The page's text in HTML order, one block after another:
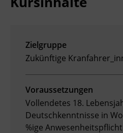
Zielgruppe
Zukünftige
Voraussetzungen
Vollendetes 18.
Deutschkenntnisse in
%ige Anwesenheitspflicht